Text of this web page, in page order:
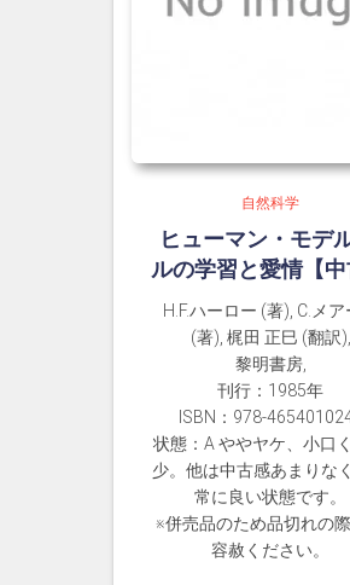
自然科学
ヒューマン・モデ
ルの学習と愛情【中
H.F.ハーロー (著), C.メア
(著), 梶田 正巳 (翻訳),
黎明書房,
刊行：1985年
ISBN：978-
状態：A ややヤケ、小口
少。他は中古感あまりな
常に良い状態です。
※併売品のため品切れの
容赦ください。